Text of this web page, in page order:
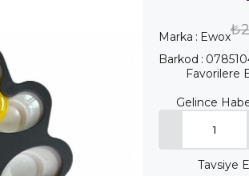
Marka : Ewox
Barkod :
Favorilere
Gelince
Tavsiye